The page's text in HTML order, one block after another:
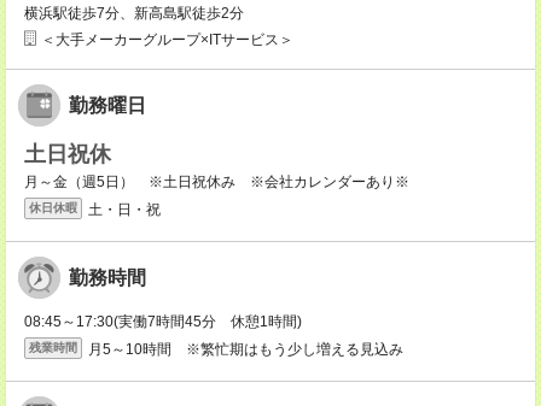
横浜駅徒歩7分、新高島駅徒歩2分
＜大手メーカーグループ×ITサービス＞
勤務曜日
土日祝休
月～金（週5日） ※土日祝休み ※会社カレンダーあり※
休日休暇 土・日・祝
勤務時間
08:45～17:30(実働7時間45分 休憩1時間)
残業時間 月5～10時間 ※繁忙期はもう少し増える見込み